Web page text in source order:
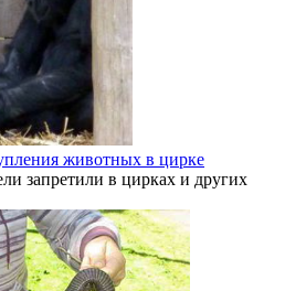
животных в цирке
запретили в цирках и других